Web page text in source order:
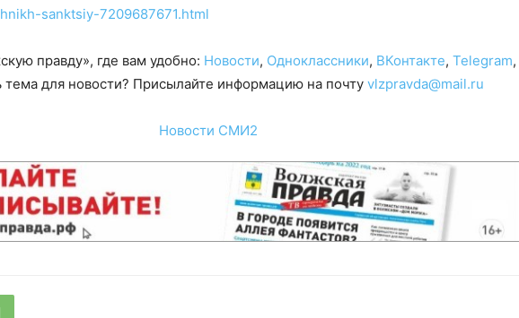
sanktsiy-7209687671.html
правду», где вам удобно: Новости, Одноклассники, ВКонтакте, Telegram,
тема для новости? Присылайте информацию на почту vlzpravda@mail.ru
Новости СМИ2